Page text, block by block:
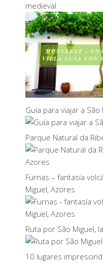
medieval
Guía para viajar a
Parque Natural da
Furnas – fantasía
Miguel, Azores
Ruta por São Miguel,
10 lugares